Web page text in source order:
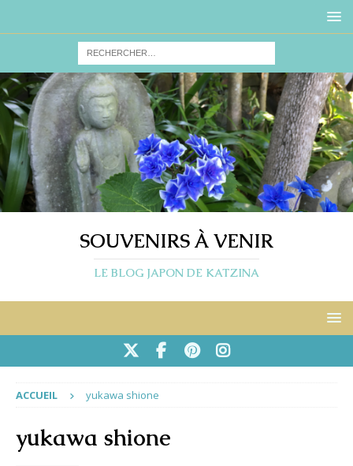
SOUVENIRS À VENIR
LE BLOG JAPON DE KATZINA
ACCUEIL yukawa shione
yukawa shione